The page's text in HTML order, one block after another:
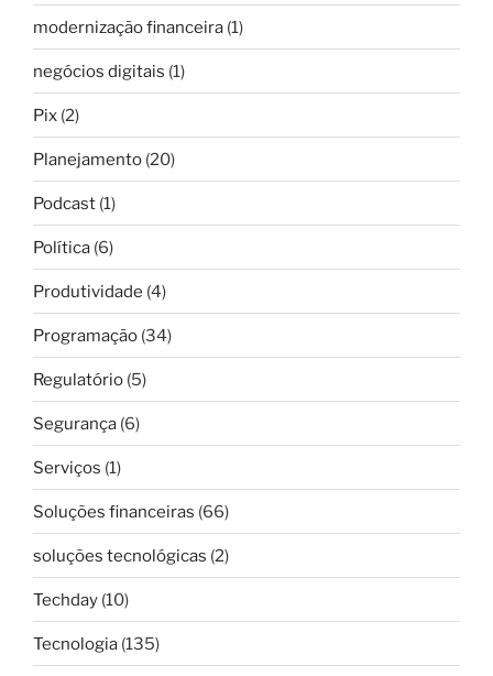
modernização financeira (1)
negócios digitais (1)
Pix (2)
Planejamento (20)
Podcast (1)
Política (6)
Produtividade (4)
Programação (34)
Regulatório (5)
Segurança (6)
Serviços (1)
Soluções financeiras (66)
soluções tecnológicas (2)
Techday (10)
Tecnologia (135)